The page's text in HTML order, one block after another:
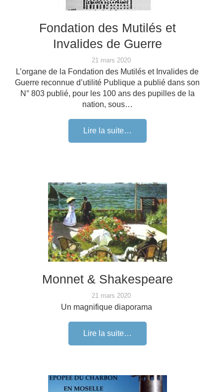
Fondation des Mutilés et
Invalides de Guerre
21 mars 2020
L’organe de la Fondation des Mutilés et Invalides de
Guerre reconnue d’utilité Publique a publié dans son
N° 803 publié, pour les 100 ans des pupilles de la
nation, sous…
Lire la suite…
Monnet & Shakespeare
21 mars 2020
Un magnifique diaporama
Lire la suite…